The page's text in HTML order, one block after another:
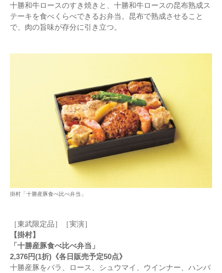
十勝和牛ロースのすき焼きと、十勝和牛ロースの昆布熟成ス
テーキを食べくらべできるお弁当。昆布で熟成させること
で、肉の旨味が存分に引き立つ。
掛村「十勝産豚食べ比べ弁当」
［東武限定品］［実演］
【掛村】
「十勝産豚食べ比べ弁当」
2,376円(1折)《各日販売予定50点》
十勝産豚をバラ、ロース、シュウマイ、ウインナー、ハンバ